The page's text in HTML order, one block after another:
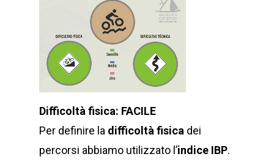
Difficoltà fisica: FACILE
Per definire la difficoltà fisica dei
percorsi abbiamo utilizzato l’indice IBP.